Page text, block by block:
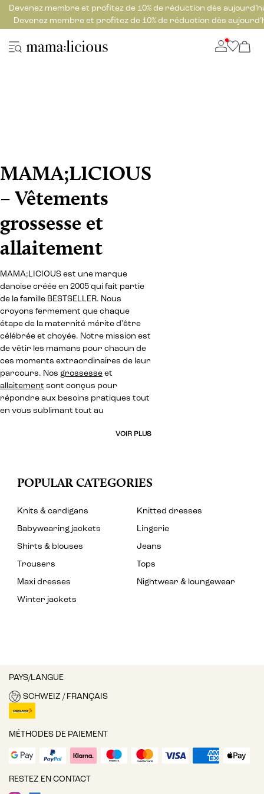
Devenez membre et profitez de 10% de réduction dès
Devenez membre et profitez de 10% de réduction dès
MAMA;LICIOUS
– Vêtements
grossesse et
allaitement
MAMA;LICIOUS est une marque
danoise créée en 2005 qui fait partie
de la famille BESTSELLER. Nous
croyons fermement que chaque
étape de la maternité mérite d'être
célébrée et choyée. Notre mission est
de vêtir les mamans pour chacun de
ces moments extraordinaires de leur
parcours. Nos grossesse et
allaitement sont conçus pour
répondre aux besoins pratiques tout
en vous sublimant tout au
VOIR PLUS
POPULAR CATEGORIES
Knits & cardigans
Knitted dresses
Babywearing jackets
Lingerie
Shirts & blouses
Jeans
Trousers
Tops
Maxi dresses
Nightwear & loungewear
Winter jackets
PAYS/LANGUE
SCHWEIZ / FRANÇAIS
MÉTHODES DE PAIEMENT
RESTEZ EN CONTACT